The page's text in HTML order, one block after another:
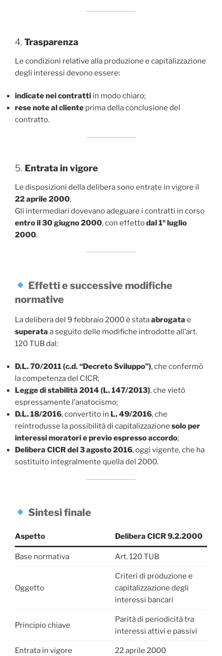
4. Trasparenza
Le condizioni relative alla produzione e capitalizzazione
degli interessi devono essere:
indicate nei contratti in modo chiaro;
rese note al cliente prima della conclusione del
contratto.
5. Entrata in vigore
Le disposizioni della delibera sono entrate in vigore il
22 aprile 2000.
Gli intermediari dovevano adeguare i contratti in corso
entro il 30 giugno 2000, con effettodal 1º luglio
2000.
Effetti e successive modifiche
normative
La delibera del 9 febbraio 2000 è stataabrogata e
superata a seguito delle modifiche introdotte all’art.
120 TUB dal:
D.L. 70/2011 (c.d. “Decreto Sviluppo”), che confermò
la competenza del CICR;
Legge di stabilità 2014 (L. 147/2013), che vietò
espressamente l’anatocismo;
D.L. 18/2016, convertito in L. 49/2016, che
reintrodusse la possibilità di capitalizzazione solo per
interessi moratori e previo espresso accordo;
Delibera CICR del 3 agosto 2016, oggi vigente, che ha
sostituito integralmente quella del 2000.
Sintesi finale
Aspetto Delibera CICR 9.2.2000
Base normativa Art. 120 TUB
Oggetto
Criteri di produzione e
capitalizzazione degli
interessi bancari
Principio chiave
Parità di periodicità tra
interessi attivi e passivi
Entrata in vigore 22 aprile 2000